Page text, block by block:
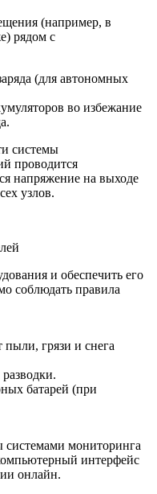
(например, в
рядом с
(для автономных
во избежание
системы
проводится
напряжение на выходе
узлов.
и обеспечить его
соблюдать правила
пыли, грязи и снега
батарей (при
мониторинга
интерфейс
онлайн.